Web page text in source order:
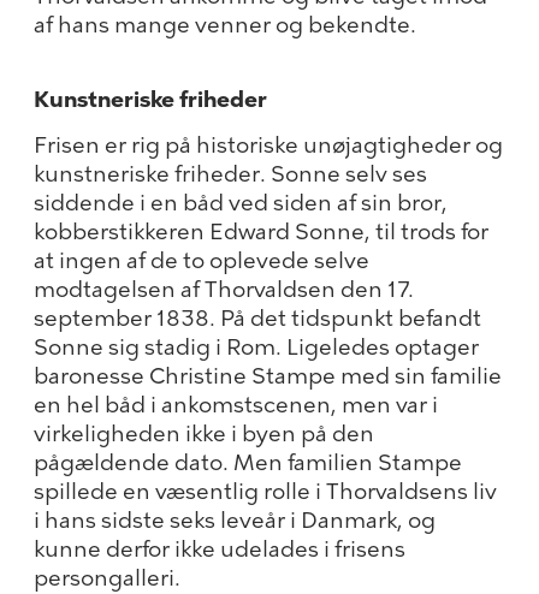
af hans mange venner og bekendte.
Kunstneriske friheder
Frisen er rig på historiske unøjagtigheder og
kunstneriske friheder. Sonne selv ses
siddende i en båd ved siden af sin bror,
kobberstikkeren Edward Sonne, til trods for
at ingen af de to oplevede selve
modtagelsen af Thorvaldsen den 17.
september 1838. På det tidspunkt befandt
Sonne sig stadig i Rom. Ligeledes optager
baronesse Christine Stampe med sin familie
en hel båd i ankomstscenen, men var i
virkeligheden ikke i byen på den
pågældende dato. Men familien Stampe
spillede en væsentlig rolle i Thorvaldsens liv
i hans sidste seks leveår i Danmark, og
kunne derfor ikke udelades i frisens
persongalleri.